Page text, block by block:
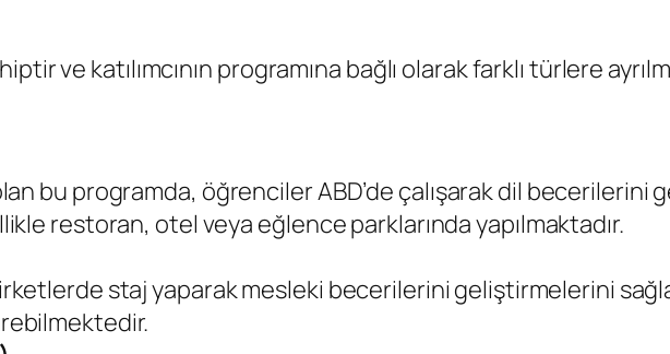
ve katılımcının programına bağlı olarak farklı türlere
bu programda, öğrenciler ABD’de çalışarak dil becerilerini
restoran, otel veya eğlence parklarında yapılmaktadır.
staj yaparak mesleki becerilerini geliştirmelerini